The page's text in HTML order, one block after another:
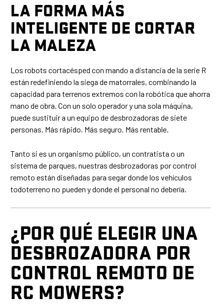
LA FORMA MÁS
INTELIGENTE DE CORTAR
LA MALEZA
Los robots cortacésped con mando a distancia de la serie R
están redefiniendo la siega de matorrales, combinando la
capacidad para terrenos extremos con la robótica que ahorra
mano de obra. Con un solo operador y una sola máquina,
puede sustituir a un equipo de desbrozadoras de siete
personas. Más rápido. Más seguro. Más rentable.
Tanto si es un organismo público, un contratista o un
sistema de parques, nuestras desbrozadoras por control
remoto están diseñadas para segar donde los vehículos
todoterreno no pueden y donde el personal no debería.
¿POR QUÉ ELEGIR UNA
DESBROZADORA POR
CONTROL REMOTO DE
RC MOWERS?